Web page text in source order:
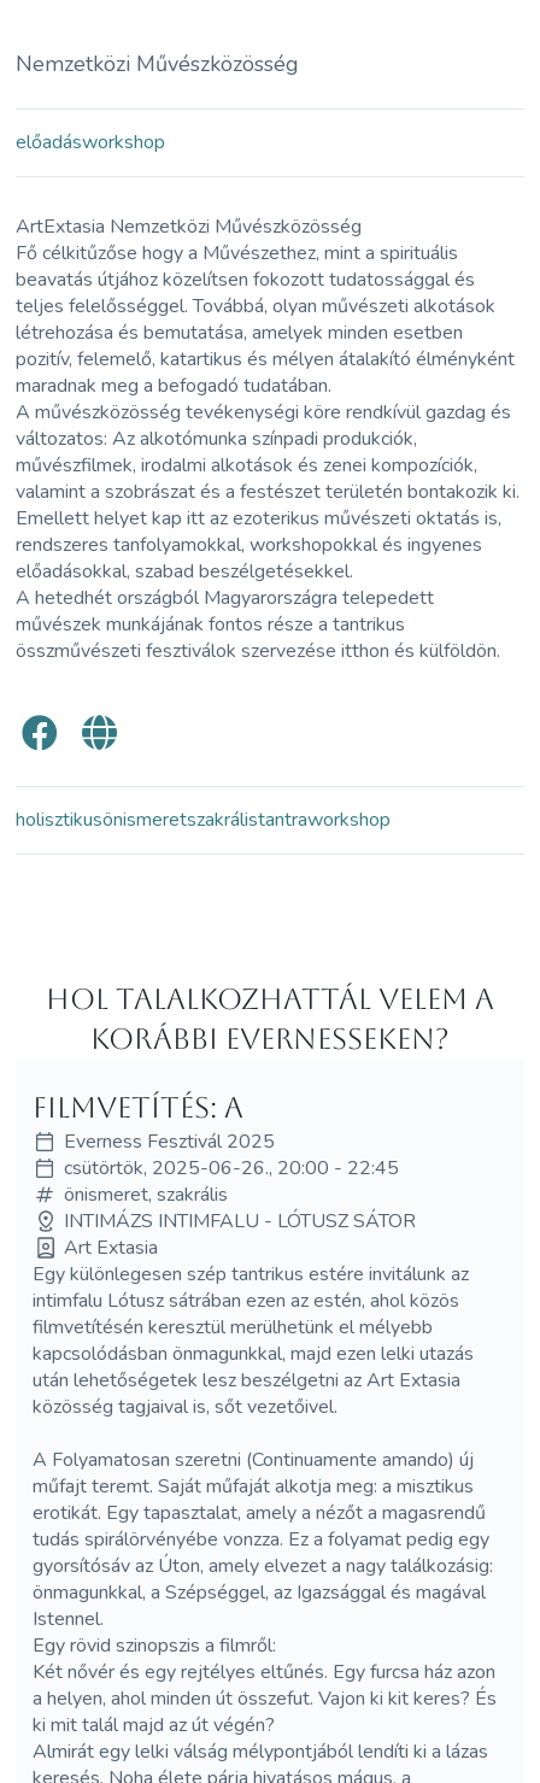
Nemzetközi Művészközösség
előadásworkshop
ArtExtasia Nemzetközi Művészközösség
Fő célkitűzőse hogy a Művészethez, mint a spirituális
beavatás útjához közelítsen fokozott tudatossággal és
teljes felelősséggel. Továbbá, olyan művészeti alkotások
létrehozása és bemutatása, amelyek minden esetben
pozitív, felemelő, katartikus és mélyen átalakító élményként
maradnak meg a befogadó tudatában.
A művészközösség tevékenységi köre rendkívül gazdag és
változatos: Az alkotómunka színpadi produkciók,
művészfilmek, irodalmi alkotások és zenei kompozíciók,
valamint a szobrászat és a festészet területén bontakozik ki.
Emellett helyet kap itt az ezoterikus művészeti oktatás is,
rendszeres tanfolyamokkal, workshopokkal és ingyenes
előadásokkal, szabad beszélgetésekkel.
A hetedhét országból Magyarországra telepedett
művészek munkájának fontos része a tantrikus
összművészeti fesztiválok szervezése itthon és külföldön.
holisztikusönismeretszakrálistantraworkshop
Hol Talalkozhattál velem a
korábbi Evernesseken?
Filmvetítés: A
Everness Fesztivál 2025
csütörtök, 2025-06-26., 20:00 - 22:45
önismeret, szakrális
INTIMÁZS INTIMFALU - LÓTUSZ SÁTOR
Art Extasia
Egy különlegesen szép tantrikus estére invitálunk az
intimfalu Lótusz sátrában ezen az estén, ahol közös
filmvetítésén keresztül merülhetünk el mélyebb
kapcsolódásban önmagunkkal, majd ezen lelki utazás
után lehetőségetek lesz beszélgetni az Art Extasia
közösség tagjaival is, sőt vezetőivel.
A Folyamatosan szeretni (Continuamente amando) új
műfajt teremt. Saját műfaját alkotja meg: a misztikus
erotikát. Egy tapasztalat, amely a nézőt a magasrendű
tudás spirálörvényébe vonzza. Ez a folyamat pedig egy
gyorsítósáv az Úton, amely elvezet a nagy találkozásig:
önmagunkkal, a Szépséggel, az Igazsággal és magával
Istennel.
Egy rövid szinopszis a filmről:
Két nővér és egy rejtélyes eltűnés. Egy furcsa ház azon
a helyen, ahol minden út összefut. Vajon ki kit keres? És
ki mit talál majd az út végén?
Almirát egy lelki válság mélypontjából lendíti ki a lázas